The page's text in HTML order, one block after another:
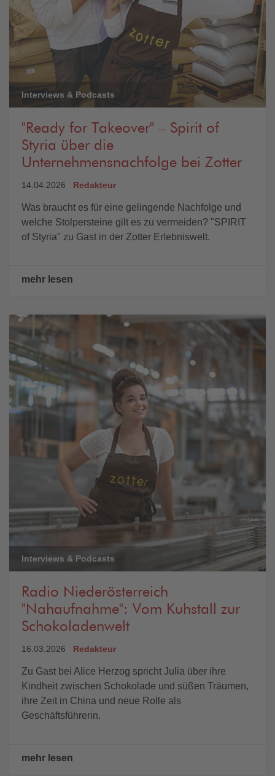
Interviews & Podcasts
"Ready for Takeover" – Spirit of
Styria über die
Unternehmensnachfolge bei Zotter
14.04.2026 Redakteur
Was braucht es für eine gelingende Nachfolge und
welche Stolpersteine gilt es zu vermeiden? "SPIRIT
of Styria" zu Gast in der Zotter Erlebniswelt.
mehr lesen
Interviews & Podcasts
Radio Niederösterreich
"Nahaufnahme": Vom Kuhstall zur
Schokoladenwelt
16.03.2026 Redakteur
Zu Gast bei Alice Herzog spricht Julia über ihre
Kindheit zwischen Schokolade und süßen Träumen,
ihre Zeit in China und neue Rolle als
Geschäftsführerin.
mehr lesen